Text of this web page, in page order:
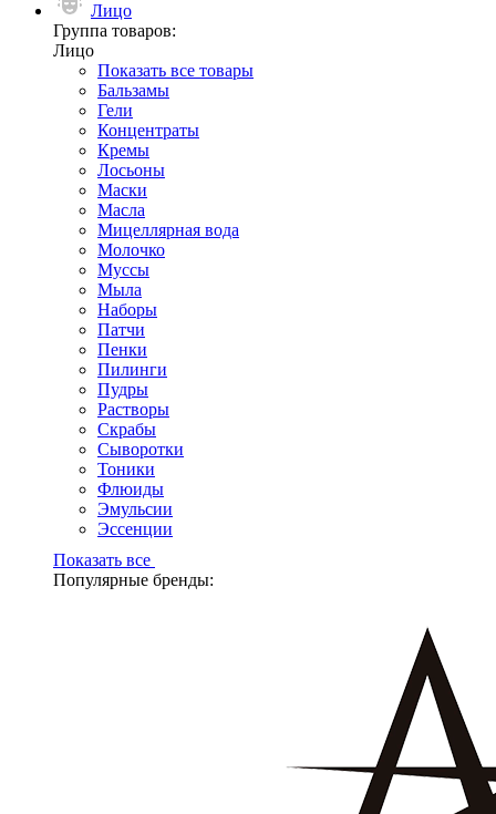
Лицо
Группа товаров:
Лицо
Показать все товары
Бальзамы
Гели
Концентраты
Кремы
Лосьоны
Маски
Масла
Мицеллярная вода
Молочко
Муссы
Мыла
Наборы
Патчи
Пенки
Пилинги
Пудры
Растворы
Скрабы
Сыворотки
Тоники
Флюиды
Эмульсии
Эссенции
Показать все
Популярные бренды: